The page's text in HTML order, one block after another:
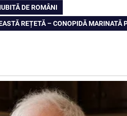
DE ROMÂNI
REȚETĂ – CONOPIDĂ MARINATĂ